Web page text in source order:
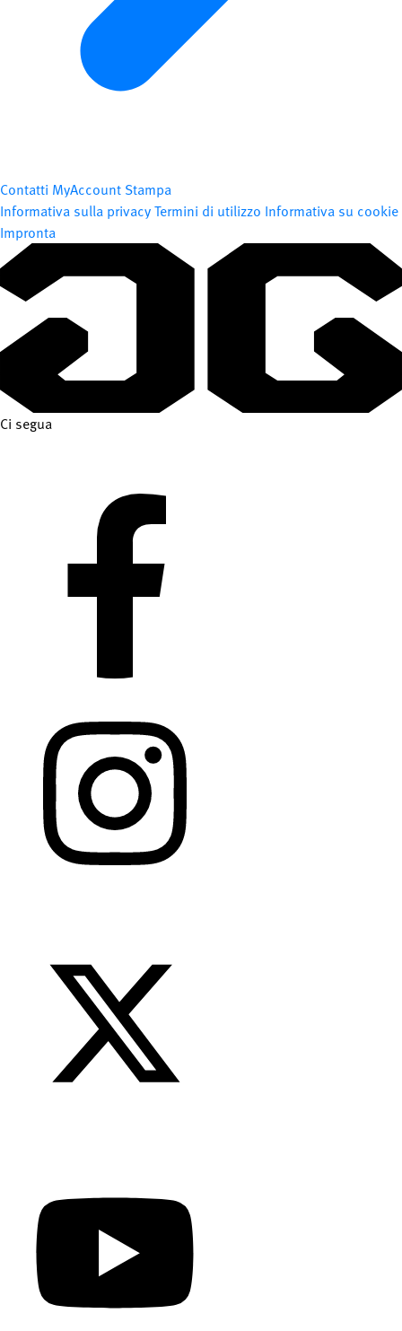
Contatti MyAccount Stampa
Informativa sulla privacyTermini di utilizzo Informativa su cookie
Impronta
Ci segua